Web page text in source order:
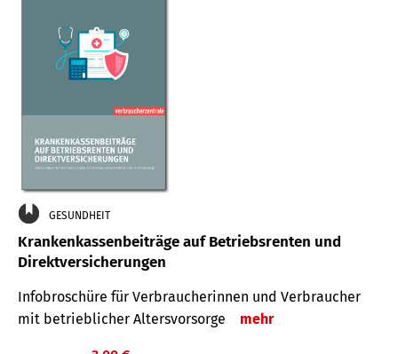
GESUNDHEIT
Krankenkassenbeiträge auf Betriebsrenten und
Direktversicherungen
Infobroschüre für Verbraucherinnen und Verbraucher
mit betrieblicher Altersvorsorge
mehr